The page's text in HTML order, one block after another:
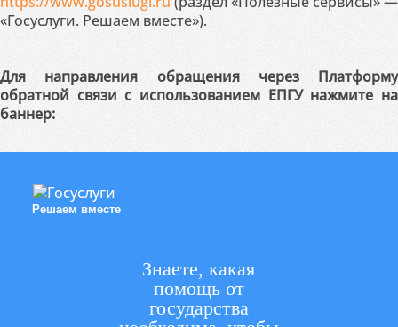
«Госуслуги. Решаем вместе»).
Для направления обращения через Платформу
обратной связи с использованием ЕПГУ нажмите на
баннер:
Решаем вместе
Знаете, какая
помощь от
государства